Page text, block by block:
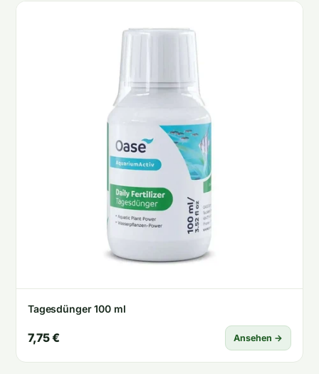
Tagesdünger 100 ml
7,75 € Ansehen →